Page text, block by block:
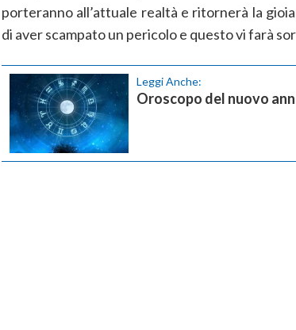
porteranno all’attuale realtà e ritornerà la
di aver scampato un pericolo e questo vi farà
Leggi Anche:
Oroscopo del nuovo